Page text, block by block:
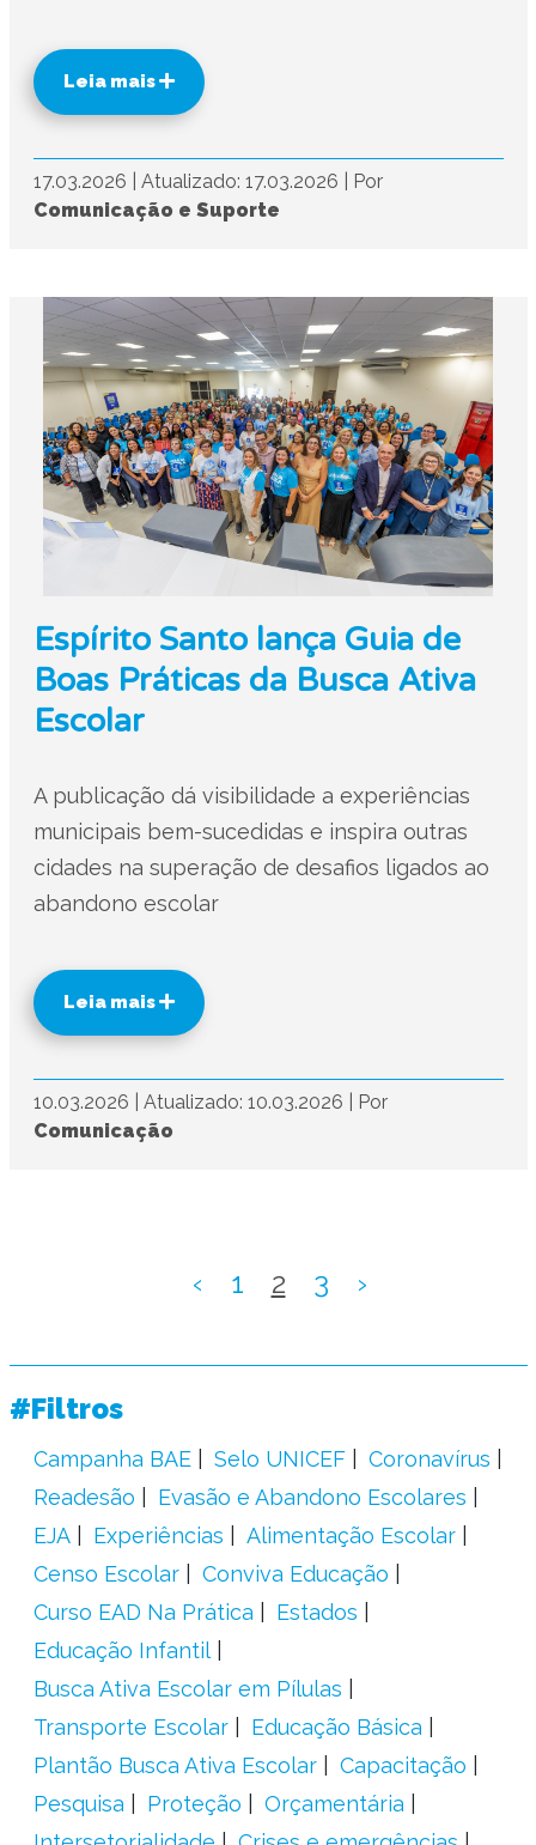
Leia mais
17.03.2026 Atualizado: 17.03.2026
Por
Comunicação e Suporte
Espírito Santo lança Guia de
Boas Práticas da Busca Ativa
Escolar
A publicação dá visibilidade a experiências
municipais bem-sucedidas e inspira outras
cidades na superação de desafios ligados ao
abandono escolar
Leia mais
10.03.2026 Atualizado: 10.03.2026
Por
Comunicação
‹ 1 2 3 ›
#Filtros
Campanha BAE Selo UNICEF
Coronavírus
Readesão
Evasão e Abandono Escolares
EJA
Experiências
Alimentação Escolar
Censo Escolar
Conviva Educação
Curso EAD Na Prática
Estados
Educação Infantil
Busca Ativa Escolar em Pílulas
Transporte Escolar
Educação Básica
Plantão Busca Ativa Escolar
Capacitação
Pesquisa
Proteção
Orçamentária